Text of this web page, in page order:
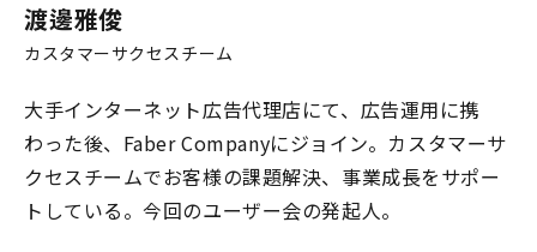
渡邊雅俊
カスタマーサクセスチーム
大手インターネット広告代理店にて、広告運用に携
わった後、Faber Companyにジョイン。カスタマーサ
クセスチームでお客様の課題解決、事業成長をサポー
トしている。今回のユーザー会の発起人。